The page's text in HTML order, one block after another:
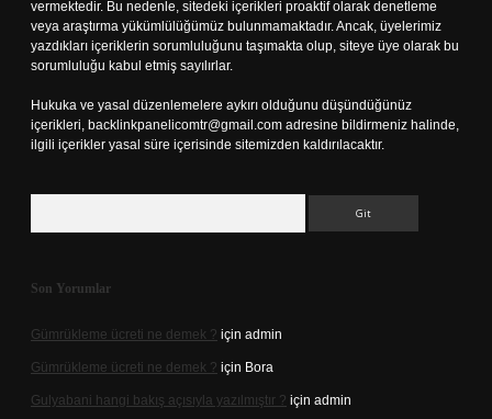
vermektedir. Bu nedenle, sitedeki içerikleri proaktif olarak denetleme
veya araştırma yükümlülüğümüz bulunmamaktadır. Ancak, üyelerimiz
yazdıkları içeriklerin sorumluluğunu taşımakta olup, siteye üye olarak bu
sorumluluğu kabul etmiş sayılırlar.
Hukuka ve yasal düzenlemelere aykırı olduğunu düşündüğünüz
içerikleri, backlinkpanelicomtr@gmail.com adresine bildirmeniz halinde,
ilgili içerikler yasal süre içerisinde sitemizden kaldırılacaktır.
Son Yorumlar
Gümrükleme ücreti ne demek ? için admin
Gümrükleme ücreti ne demek ? için Bora
Gulyabani hangi bakış açısıyla yazılmıştır ? için admin